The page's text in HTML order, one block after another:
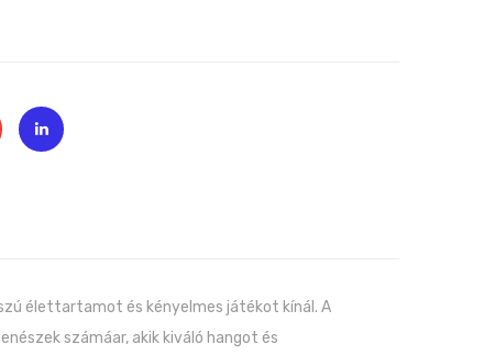
élettartamot és kényelmes játékot kínál. A
számáar, akik kiváló hangot és